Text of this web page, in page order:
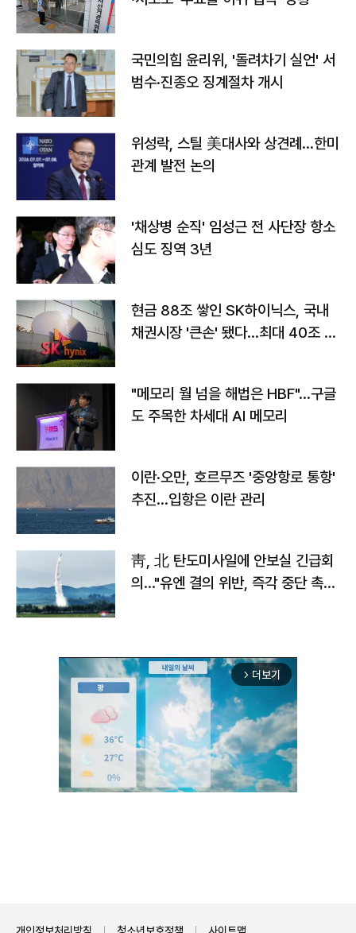
국민의힘 윤리위, '돌려차기 실언' 서
범수·진종오 징계절차 개시
위성락, 스틸 美대사와 상견례…한미
관계 발전 논의
'채상병 순직' 임성근 전 사단장 항소
심도 징역 3년
현금 88조 쌓인 SK하이닉스, 국내
채권시장 '큰손' 됐다…최대 40조 투
"메모리 월 넘을 해법은 HBF"…구글
도 주목한 차세대 AI 메모리
이란·오만, 호르무즈 '중앙항로 통항'
추진…입항은 이란 관리
靑, 北 탄도미사일에 안보실 긴급회
의…"유엔 결의 위반, 즉각 중단 촉
arrow_forward_ios 더보기